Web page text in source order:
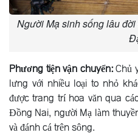
Người Mạ sinh sống lâu
Phương tiện vận chuyển:Chủ
lưng với nhiều loại to nhỏ
được trang trí hoa văn qua
Ðồng Nai, người Mạ làm
và đánh cá trên sông.